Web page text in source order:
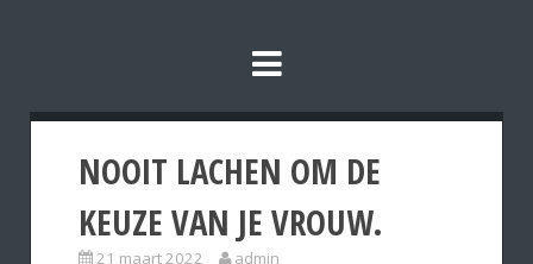
NOOIT LACHEN OM DE
KEUZE VAN JE VROUW.
21 maart 2022 admin